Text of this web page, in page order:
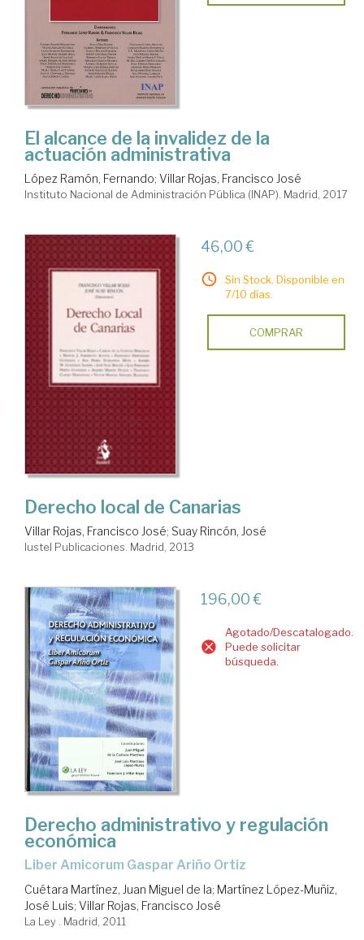
El alcance de la invalidez de la
actuación administrativa
López Ramón, Fernando; Villar Rojas, Francisco José
Instituto Nacional de Administración Pública (INAP). Madrid, 2017
46,00 €
Sin Stock. Disponible en
7/10 días.
COMPRAR
Derecho local de Canarias
Villar Rojas, Francisco José; Suay Rincón, José
Iustel Publicaciones. Madrid, 2013
196,00 €
Agotado/Descatalogado.
Puede solicitar
búsqueda.
Derecho administrativo y regulación
económica
Liber Amicorum Gaspar Ariño Ortiz
Cuétara Martínez, Juan Miguel de la; Martínez López-Muñiz,
José Luis; Villar Rojas, Francisco José
La Ley . Madrid, 2011